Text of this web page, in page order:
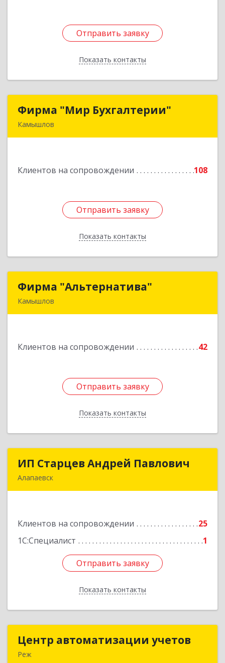
Отправить заявку
Показать контакты
Отправить заявку
Назад
Фирма "Мир Бухгалтерии"
Камышлов
Клиентов на сопровождении 108
Отправить заявку
Показать контакты
Фирма "Мир Бухгалтерии"
Подробнее
Отправить заявку
Назад
Фирма "Альтернатива"
Камышлов
Клиентов на сопровождении 42
Отправить заявку
Показать контакты
Фирма "Альтернатива"
Подробнее
Отправить заявку
Назад
ИП Старцев Андрей Павлович
Алапаевск
Клиентов на сопровождении
25
1С:Специалист
1
Отправить заявку
Показать контакты
ИП Старцев Андрей Павлович
Подробнее
Отправить заявку
Назад
Центр автоматизации учетов
Реж
Центр автоматизации учетов